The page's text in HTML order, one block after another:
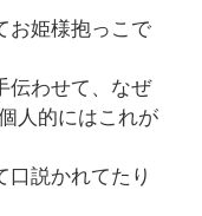
姫様抱っこで
わせて、なぜ
人的にはこれが
説かれてたり